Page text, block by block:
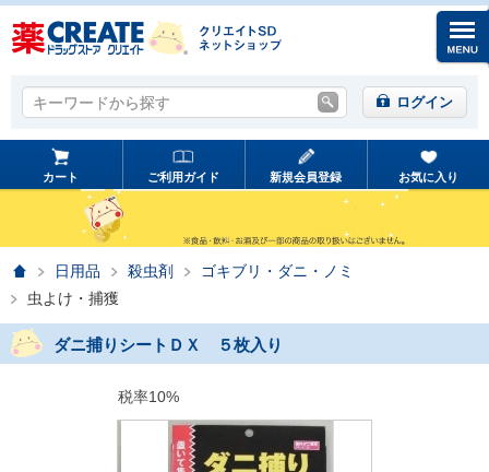
キーワードから探す
キーワードから探す ログイン
カート ご利用ガイド 新規会員登録 お気に入り
ホーム日用品 殺虫剤
ゴキブリ・ダニ・ノミ
虫よけ・捕獲
ダニ捕りシートＤＸ ５枚入り
税率10%